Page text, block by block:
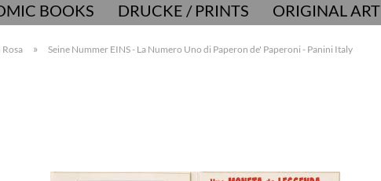
BOOKS DRUCKE / PRINTS ORIGINAL ART
Rosa » Seine Nummer EINS - La Numero Uno di Paperon de' Paperoni - Panini Italy